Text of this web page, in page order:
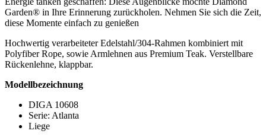
Garden® in Ihre Erinnerung zurückholen. Nehmen Sie sich die Zeit,
diese Momente einfach zu genießen
Hochwertig verarbeiteter Edelstahl/304-Rahmen kombiniert mit
Polyfiber Rope, sowie Armlehnen aus Premium Teak. Verstellbare
Rückenlehne, klappbar.
Modellbezeichnung
DIGA 10608
Serie: Atlanta
Liege